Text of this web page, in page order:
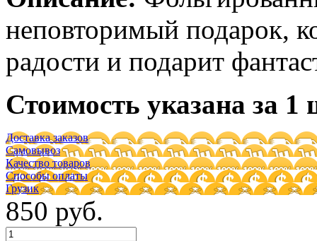
неповторимый подарок,
радости и подарит
Стоимость указана за 1
Доставка заказов
Самовывоз
Качество товаров
Способы оплаты
Грузик
850 руб.